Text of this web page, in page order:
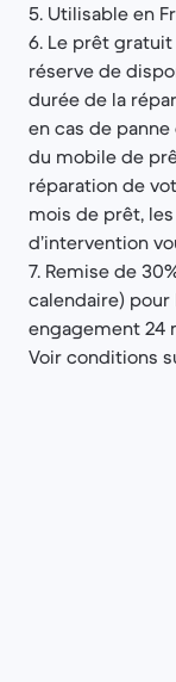
5. Utilisable en
6. Le prêt
réserve de
durée de la
en cas de
du mobile de
réparation de
mois de prêt,
d’intervention
7. Remise de
calendaire) pour
engagement 24
Voir conditions